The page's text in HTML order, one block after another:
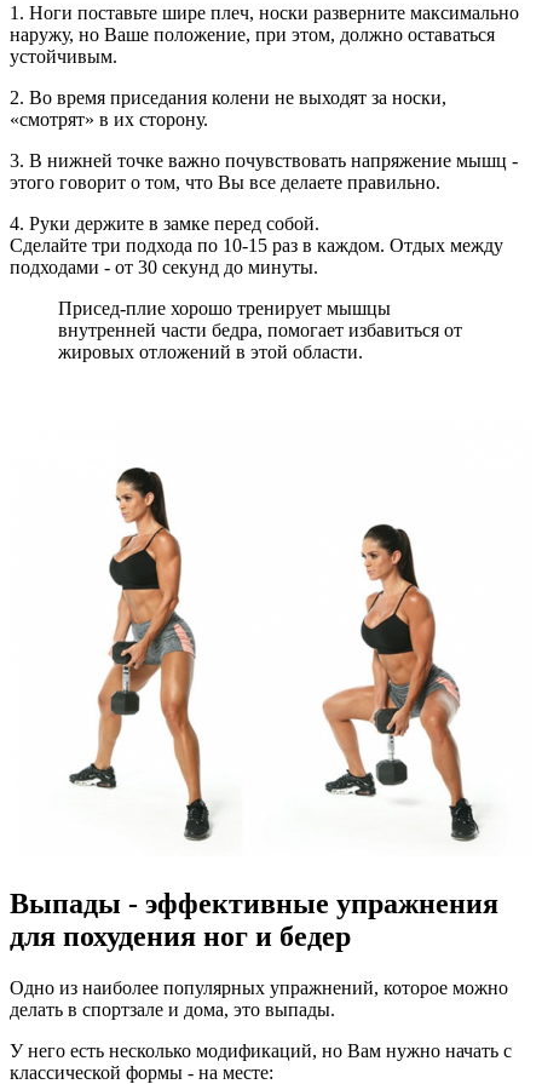
1. Ноги поставьте шире плеч, носки разверните максимально
наружу, но Ваше положение, при этом, должно оставаться
устойчивым.
2. Во время приседания колени не выходят за носки,
«смотрят» в их сторону.
3. В нижней точке важно почувствовать напряжение мышц -
этого говорит о том, что Вы все делаете правильно.
4. Руки держите в замке перед собой.
Сделайте три подхода по 10-15 раз в каждом. Отдых между
подходами - от 30 секунд до минуты.
Присед-плие хорошо тренирует мышцы
внутренней части бедра, помогает избавиться от
жировых отложений в этой области.
Выпады - эффективные упражнения
для похудения ног и бедер
Одно из наиболее популярных упражнений, которое можно
делать в спортзале и дома, это выпады.
У него есть несколько модификаций, но Вам нужно начать с
классической формы - на месте: